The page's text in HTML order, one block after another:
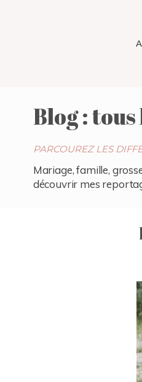
Blog :
PARCOUREZ LES
Mariage, famille,
découvrir mes